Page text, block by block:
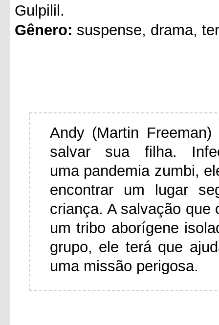
Gulpilil.
Gênero: suspense, drama,
Andy (Martin
salvar sua filha.
uma pandemia zumbi,
encontrar um lugar
criança. A salvação que
um tribo aborígene
grupo, ele terá que
uma missão perigosa.